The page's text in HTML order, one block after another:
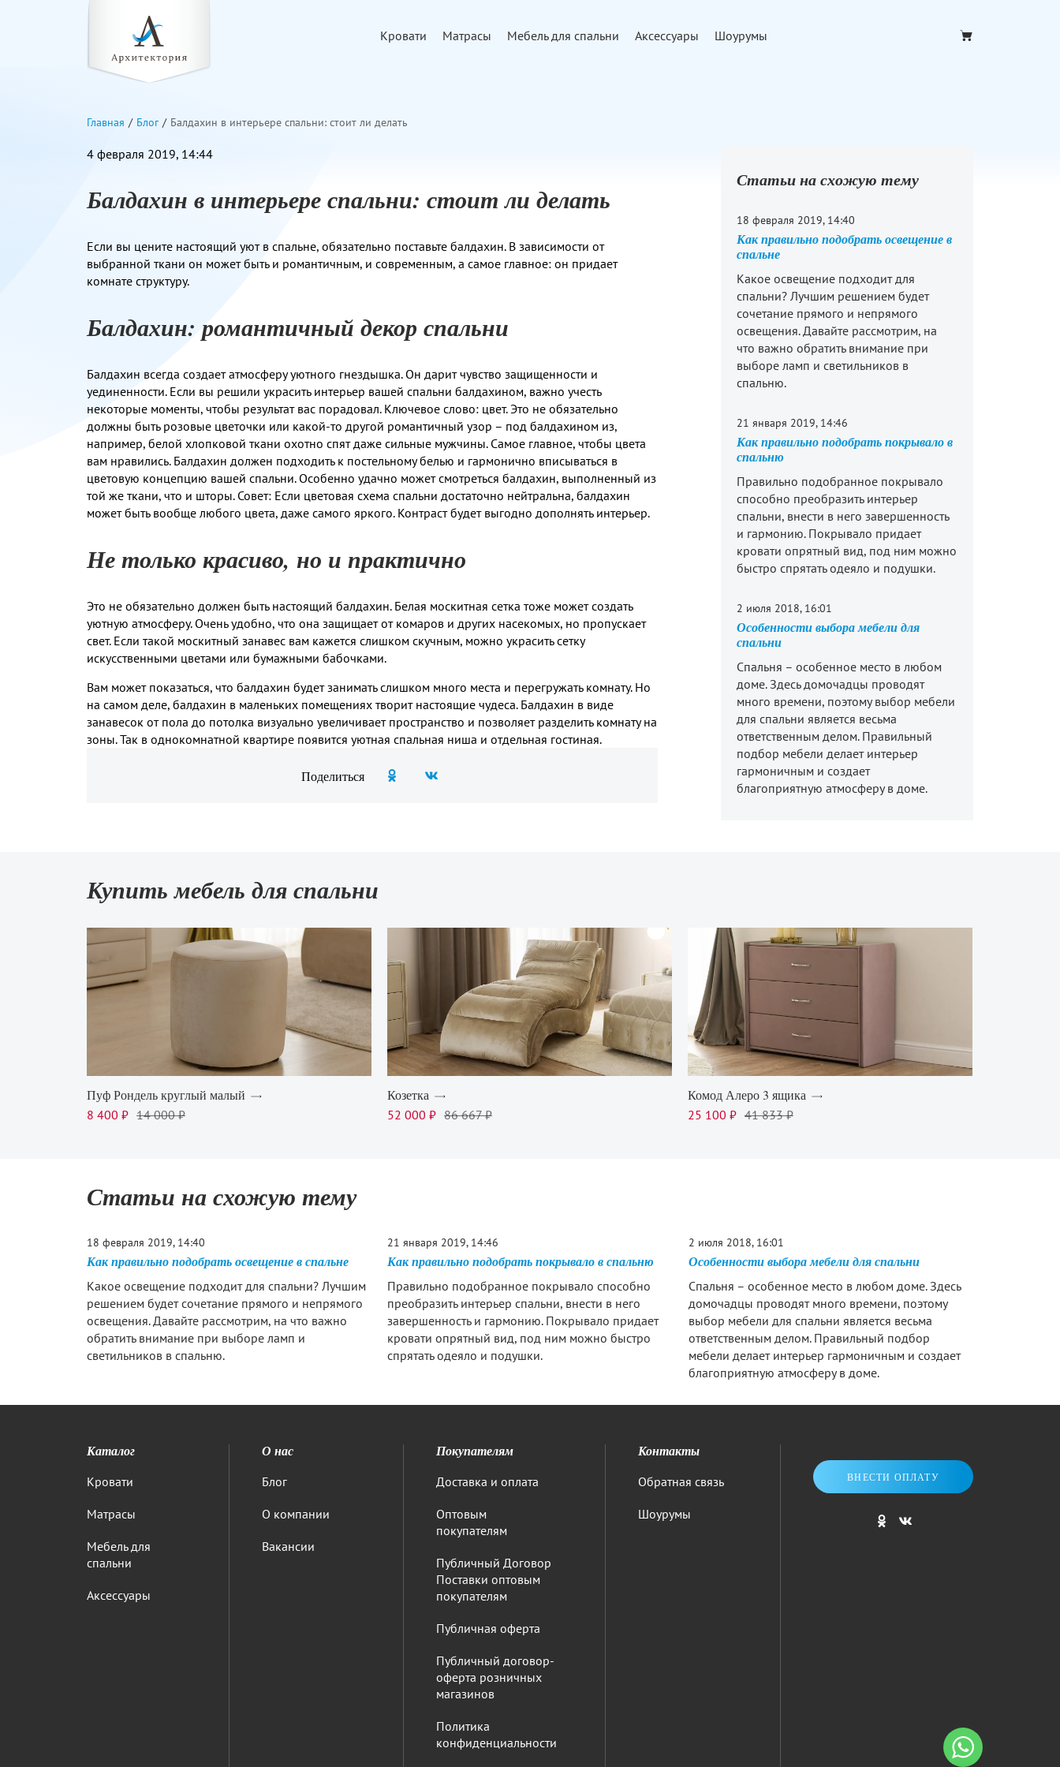
Кровати Матрасы Мебель для спальни Аксессуары Шоурумы
Главная Блог Балдахин в интерьере спальни: стоит ли делать
4 февраля 2019, 14:44
Балдахин в интерьере спальни: стоит ли делать
Если вы цените настоящий уют в спальне, обязательно поставьте балдахин. В зависимости от
выбранной ткани он может быть и романтичным, и современным, а самое главное: он придает
комнате структуру.
Балдахин: романтичный декор спальни
Балдахин всегда создает атмосферу уютного гнездышка. Он дарит чувство защищенности и
уединенности. Если вы решили украсить интерьер вашей спальни балдахином, важно учесть
некоторые моменты, чтобы результат вас порадовал. Ключевое слово: цвет. Это не обязательно
должны быть розовые цветочки или какой-то другой романтичный узор – под балдахином из,
например, белой хлопковой ткани охотно спят даже сильные мужчины. Самое главное, чтобы цвета
вам нравились. Балдахин должен подходить к постельному белью и гармонично вписываться в
цветовую концепцию вашей спальни. Особенно удачно может смотреться балдахин, выполненный из
той же ткани, что и шторы. Совет: Если цветовая схема спальни достаточно нейтральна, балдахин
может быть вообще любого цвета, даже самого яркого. Контраст будет выгодно дополнять интерьер.
Не только красиво, но и практично
Это не обязательно должен быть настоящий балдахин. Белая москитная сетка тоже может создать
уютную атмосферу. Очень удобно, что она защищает от комаров и других насекомых, но пропускает
свет. Если такой москитный занавес вам кажется слишком скучным, можно украсить сетку
искусственными цветами или бумажными бабочками.
Вам может показаться, что балдахин будет занимать слишком много места и перегружать комнату. Но
на самом деле, балдахин в маленьких помещениях творит настоящие чудеса. Балдахин в виде
занавесок от пола до потолка визуально увеличивает пространство и позволяет разделить комнату на
зоны. Так в однокомнатной квартире появится уютная спальная ниша и отдельная гостиная.
Поделиться
Статьи на схожую тему
18 февраля 2019, 14:40
Как правильно подобрать освещение в
спальне
Какое освещение подходит для
спальни? Лучшим решением будет
сочетание прямого и непрямого
освещения. Давайте рассмотрим, на
что важно обратить внимание при
выборе ламп и светильников в
спальню.
21 января 2019, 14:46
Как правильно подобрать покрывало в
спальню
Правильно подобранное покрывало
способно преобразить интерьер
спальни, внести в него завершенность
и гармонию. Покрывало придает
кровати опрятный вид, под ним можно
быстро спрятать одеяло и подушки.
2 июля 2018, 16:01
Особенности выбора мебели для
спальни
Спальня – особенное место в любом
доме. Здесь домочадцы проводят
много времени, поэтому выбор мебели
для спальни является весьма
ответственным делом. Правильный
подбор мебели делает интерьер
гармоничным и создает
благоприятную атмосферу в доме.
Купить мебель для спальни
Пуф Рондель круглый малый
8 400 ₽ 14 000 ₽
Козетка
52 000 ₽ 86 667 ₽
Комод Алеро 3 ящика
25 100 ₽ 41 833 ₽
Статьи на схожую тему
18 февраля 2019, 14:40
Как правильно подобрать освещение в спальне
Какое освещение подходит для спальни? Лучшим
решением будет сочетание прямого и непрямого
освещения. Давайте рассмотрим, на что важно
обратить внимание при выборе ламп и
светильников в спальню.
21 января 2019, 14:46
Как правильно подобрать покрывало в спальню
Правильно подобранное покрывало способно
преобразить интерьер спальни, внести в него
завершенность и гармонию. Покрывало придает
кровати опрятный вид, под ним можно быстро
спрятать одеяло и подушки.
2 июля 2018, 16:01
Особенности выбора мебели для спальни
Спальня – особенное место в любом доме. Здесь
домочадцы проводят много времени, поэтому
выбор мебели для спальни является весьма
ответственным делом. Правильный подбор
мебели делает интерьер гармоничным и создает
благоприятную атмосферу в доме.
Каталог
Кровати
Матрасы
Мебель для
спальни
Аксессуары
О нас
Блог
О компании
Вакансии
Покупателям
Доставка и оплата
Оптовым
покупателям
Публичный Договор
Поставки оптовым
покупателям
Публичная оферта
Публичный договор-
оферта розничных
магазинов
Политика
конфиденциальности
Контакты
Обратная связь
Шоурумы
ВНЕСТИ ОПЛАТУ